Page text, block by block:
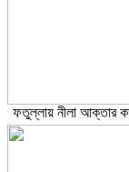
ফতুল্লায় নীলা আক্তার